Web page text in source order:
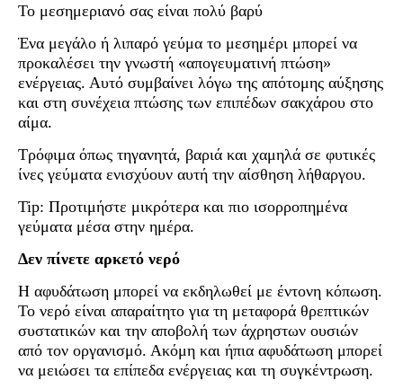
Το μεσημεριανό σας είναι πολύ βαρύ
Ένα μεγάλο ή λιπαρό γεύμα το μεσημέρι μπορεί να
προκαλέσει την γνωστή «απογευματινή πτώση»
ενέργειας. Αυτό συμβαίνει λόγω της απότομης αύξησης
και στη συνέχεια πτώσης των επιπέδων σακχάρου στο
αίμα.
Τρόφιμα όπως τηγανητά, βαριά και χαμηλά σε φυτικές
ίνες γεύματα ενισχύουν αυτή την αίσθηση λήθαργου.
Tip: Προτιμήστε μικρότερα και πιο ισορροπημένα
γεύματα μέσα στην ημέρα.
Δεν πίνετε αρκετό νερό
Η αφυδάτωση μπορεί να εκδηλωθεί με έντονη κόπωση.
Το νερό είναι απαραίτητο για τη μεταφορά θρεπτικών
συστατικών και την αποβολή των άχρηστων ουσιών
από τον οργανισμό. Ακόμη και ήπια αφυδάτωση μπορεί
να μειώσει τα επίπεδα ενέργειας και τη συγκέντρωση.